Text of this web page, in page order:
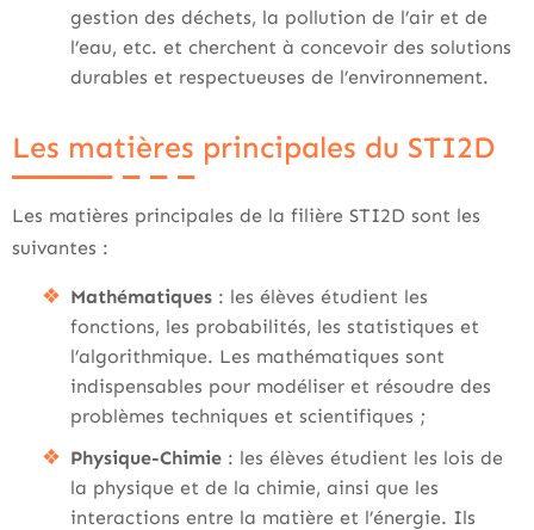
gestion des déchets, la pollution de l’air et de
l’eau, etc. et cherchent à concevoir des solutions
durables et respectueuses de l’environnement.
Les matières principales du STI2D
Les matières principales de la filière STI2D sont les
suivantes :
Mathématiques : les élèves étudient les
fonctions, les probabilités, les statistiques et
l’algorithmique. Les mathématiques sont
indispensables pour modéliser et résoudre des
problèmes techniques et scientifiques ;
Physique-Chimie : les élèves étudient les lois de
la physique et de la chimie, ainsi que les
interactions entre la matière et l’énergie. Ils